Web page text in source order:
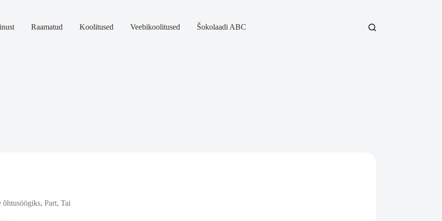
Raamatud Koolitused Veebikoolitused Šokolaadi ABC
õhtusöögiks,Part,Tai